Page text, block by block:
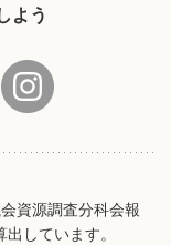
よう
資源調査分科会報
しています。